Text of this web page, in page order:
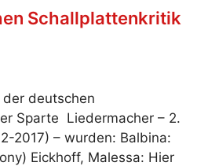
Schallplattenkritik
deutschen
Sparte Liedermacher – 2.
2017) – wurden: Balbina:
Eickhoff, Malessa: Hier